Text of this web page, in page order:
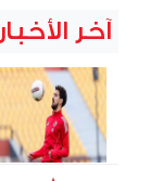
آخر الأخبار